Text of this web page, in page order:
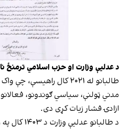
د عدلیې وزارت او حزب اسلامي ترمنځ
طالبانو له ۲۰۲۱ کال
مدني ټولنې، سیاسي ګوندونو،
ازادۍ فشار زیات کړی دی.
د طالبانو